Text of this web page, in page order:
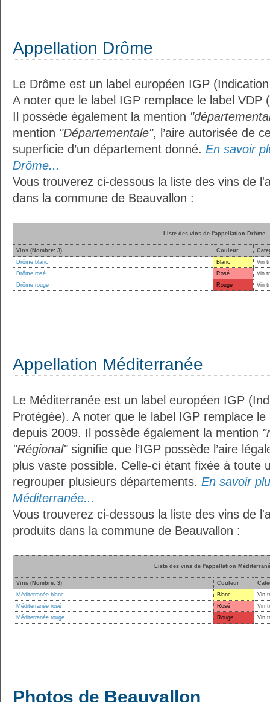
Appellation Drôme
Le Drôme est un label européen IGP
A noter que le label IGP remplace le label VDP
Il possède également la mention
mention "Départementale", l’aire autorisée de
superficie d’un département donné. En savoir
Drôme...
Vous trouverez ci-dessous la liste des vins de
dans la commune de Beauvallon :
Liste des vins de l'appellation Drôme
Vins (Nombre: 3) Couleur
Drôme blanc
Blanc
Vin
Drôme rosé
Rosé
Vin
Drôme rouge
Rouge Vin
Appellation Méditerranée
Le Méditerranée est un label européen IGP
Protégée). A noter que le label IGP remplace
depuis 2009. Il possède également la mention
"Régional"signifie que l’IGP possède l’aire
plus vaste possible. Celle-ci étant fixée à toute
regrouper plusieurs départements. En savoir
Méditerranée...
Vous trouverez ci-dessous la liste des vins de
produits dans la commune de Beauvallon :
Liste des vins de l'appellation
Vins (Nombre: 3) Couleur
Méditerranée blanc
Blanc
Vin
Méditerranée rosé
Rosé
Vin
Méditerranée rouge
Rouge Vin
Photos de Beauvallon